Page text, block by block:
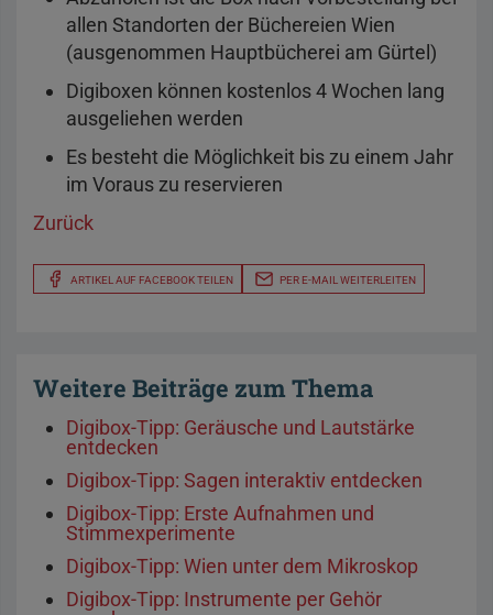
allen Standorten der Büchereien Wien
(ausgenommen Hauptbücherei am Gürtel)
Digiboxen können kostenlos 4 Wochen lang
ausgeliehen werden
Es besteht die Möglichkeit bis zu einem Jahr
im Voraus zu reservieren
Zurück
ARTIKEL AUF FACEBOOK TEILEN PER E-MAIL WEITERLEITEN
Weitere Beiträge zum Thema
Digibox-Tipp: Geräusche und Lautstärke
entdecken
Digibox-Tipp: Sagen interaktiv entdecken
Digibox-Tipp: Erste Aufnahmen und
Stimmexperimente
Digibox-Tipp: Wien unter dem Mikroskop
Digibox-Tipp: Instrumente per Gehör